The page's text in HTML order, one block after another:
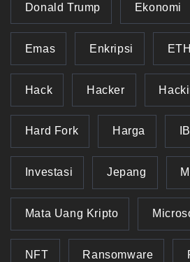
Donald Trump Ekonomi
Emas Enkripsi ETH
Hack Hacker
Hard Fork Harga
Investasi Jepang
Mata Uang Kripto
NFT Ransomware